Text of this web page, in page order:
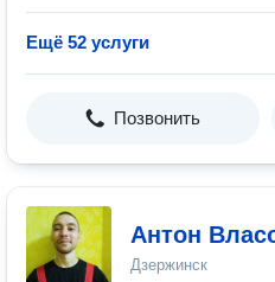
Ещё 52 услуги
Позвонить
Антон
Дзержинск